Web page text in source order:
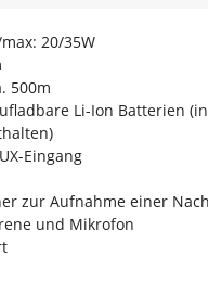
20/35W
500m
Li-Ion Batterien (in
Eingang
zur Aufnahme einer
und Mikrofon